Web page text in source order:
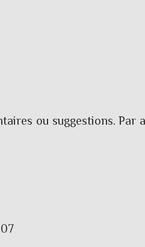
ou suggestions. Par